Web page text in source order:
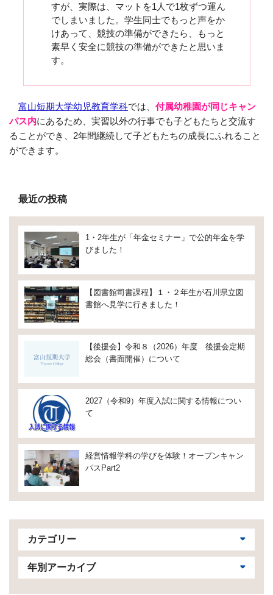
すが、実際は、マットを1人で1枚ずつ運ん
でしまいました。学生同士でもっと声をか
けあって、競技の準備ができたら、もっと
素早く安全に競技の準備ができたと思いま
す。
富山短期大学幼児教育学科では、 付属幼稚園が同じキャン
パス内にあるため、実習以外の行事でも子どもたちと交流す
ることができ、2年間継続して子どもたちの成長にふれること
ができます。
最近の投稿
1・2年生が「年金セミナー」で公的年金を学
びました！
【図書館司書課程】１・２年生が石川県立図
書館へ見学に行きました！
【後援会】令和８（2026）年度 後援会定期
総会（書面開催）について
2027（令和9）年度入試に関する情報につい
て
経営情報学科の学びを体験！オープンキャン
パスPart2
カテゴリー
年別アーカイブ